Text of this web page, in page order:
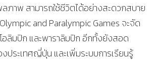
ภาพ สามารถใช้ชีวิตได้อย่างสะดวกสบาย
and Paralympic Games จะจัด
ลิมปิก และพาราลิมปิก อีกทั้งยังสอด
ระเทศญี่ปุ่น และเพิ่มระบบการเรียนรู้